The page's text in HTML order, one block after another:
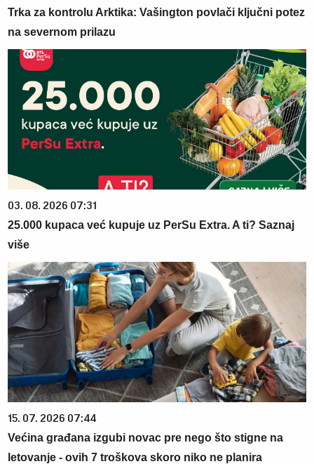
Trka za kontrolu Arktika: Vašington povlači ključni potez
na severnom prilazu
03. 08. 2026 07:31
25.000 kupaca već kupuje uz PerSu Extra. A ti? Saznaj
više
15. 07. 2026 07:44
Većina građana izgubi novac pre nego što stigne na
letovanje - ovih 7 troškova skoro niko ne planira